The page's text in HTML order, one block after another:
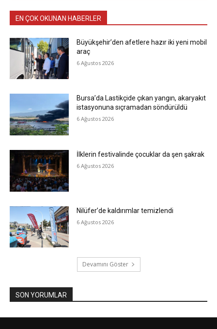
EN ÇOK OKUNAN HABERLER
Büyükşehir’den afetlere hazır iki yeni mobil
araç
6 Ağustos 2026
Bursa’da Lastikçide çıkan yangın, akaryakıt
istasyonuna sıçramadan söndürüldü
6 Ağustos 2026
İlklerin festivalinde çocuklar da şen şakrak
6 Ağustos 2026
Nilüfer’de kaldırımlar temizlendi
6 Ağustos 2026
Devamını Göster
SON YORUMLAR